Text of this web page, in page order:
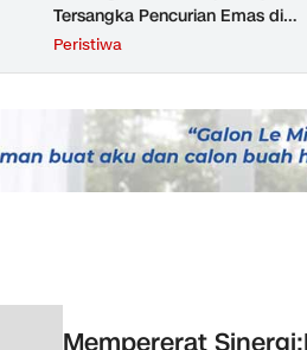
Tersangka Pencurian Emas di
Purbalingga
Peristiwa